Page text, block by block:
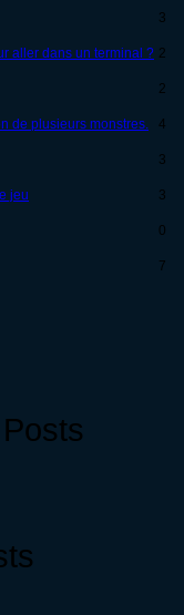
3
aller dans un terminal ? 2
2
de plusieurs monstres.
4
3
jeu
3
0
7